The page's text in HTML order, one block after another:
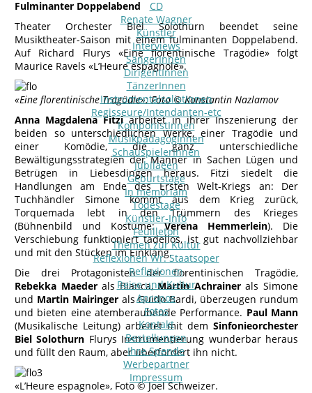
CD
Renate Wagner
Künstler
Interviews
SängerInnen
DirigentInnen
TänzerInnen
InstrumentalsolistInnen
Regisseure/Intendanten-etc
KomponistInnen
MusikpädagogInnen
SchauspielerInnen
Jubilaeen
Geburtstage
In memoriam
Todestage
Künstler-Info
Feuilleton
Themen zur Kultur
Reflexionen Wr. Staatsoper
Reflexionen
Reise und Kultur
Apropos
Fotos
Kontakt
Bestellungen
Ihre Spende
Werbepartner
Impressum
Fulminanter Doppelabend
Theater Orchester Biel Solothurn beendet seine
Musiktheater-Saison mit einem fulminanten Doppelabend.
Auf Richard Flurys «Eine florentinische Tragödie» folgt
Maurice Ravels «L’Heure espagnole».
«Eine florentinische Tragödie»: Foto © Konstantin Nazlamov
Anna Magdalena Fitziarbeitet in ihrer Inszenierung der
beiden so unterschiedlichen Werke, einer Tragödie und
einer Komödie, die ganz unterschiedliche
Bewältigungsstrategien der Männer in Sachen Lügen und
Betrügen in Liebesdingen heraus. Fitzi siedelt die
Handlungen am Ende des Ersten Welt-Kriegs an: Der
Tuchhändler Simone kommt aus dem Krieg zurück,
Torquemada lebt in den Trümmern des Krieges
(Bühnenbild und Kostüme:Verena Hemmerlein). Die
Verschiebung funktioniert tadellos, ist gut nachvollziehbar
und mit den Stücken im Einklang.
Die drei Protagonisten der florentinischen Tragödie,
Rebekka Maederals Bianca,Martin Achrainerals Simone
und Martin Mairingerals Guido Bardi, überzeugen rundum
und bieten eine atemberaubende Performance. Paul Mann
(Musikalische Leitung) arbeitet mit dem Sinfonieorchester
Biel Solothurn Flurys Instrumentierung wunderbar heraus
und füllt den Raum, aber überfordert ihn nicht.
«L’Heure espagnole», Foto © Joel Schweizer.